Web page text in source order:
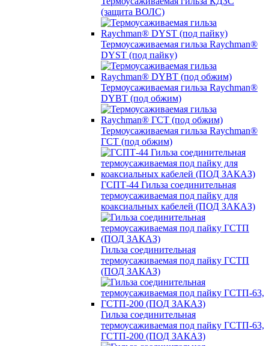
(защита ВОЛС)
Термоусаживаемая гильза Raychman®
DYST (под пайку)
Термоусаживаемая гильза Raychman®
DYBT (под обжим)
Термоусаживаемая гильза Raychman®
ГСТ (под обжим)
ГСПТ-44 Гильза соединительная
термоусаживаемая под пайку для
коаксиальных кабелей (ПОД ЗАКАЗ)
Гильза соединительная
термоусаживаемая под пайку ГСТП
(ПОД ЗАКАЗ)
Гильза соединительная
термоусаживаемая под пайку ГСТП-63,
ГСТП-200 (ПОД ЗАКАЗ)